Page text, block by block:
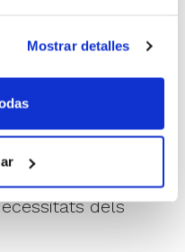
Mostrar detalles
Sistemes de
dels